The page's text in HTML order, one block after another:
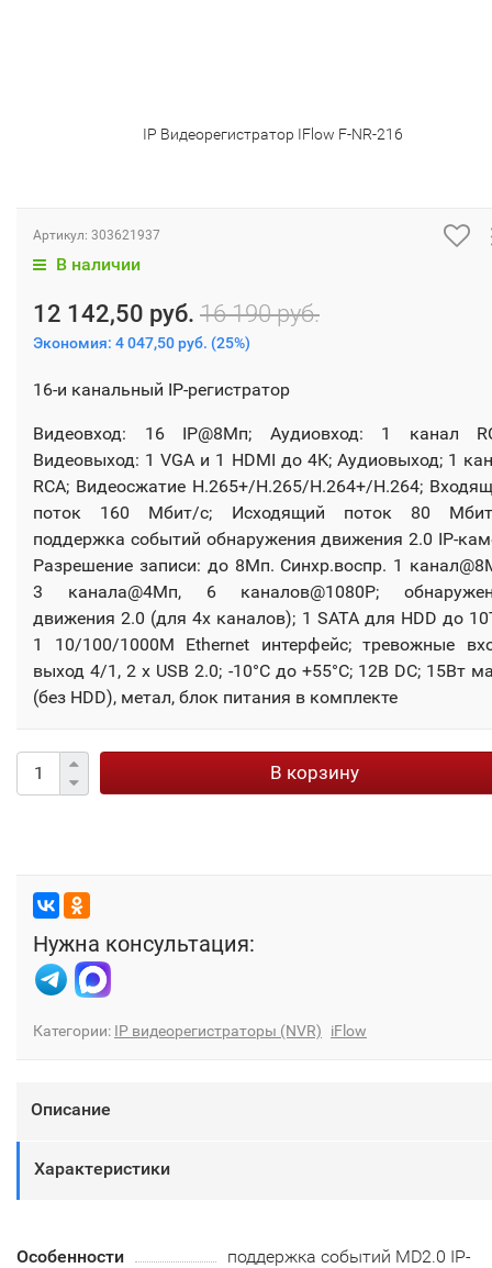
IP Видеорегистратор IFlow F-NR-216
Артикул: 303621937
В наличии
12 142,50 руб. 16 190 руб.
Экономия: 4 047,50 руб. (25%)
16-и канальный IP-регистратор
Видеовход: 16 IP@8Мп; Аудиовход: 1 канал
Видеовыход: 1 VGA и 1 HDMI до 4К; Аудиовыход; 1
RCA; Видеосжатие H.265+/H.265/H.264+/H.264;
поток 160 Мбит/с; Исходящий поток 80
поддержка событий обнаружения движения 2.0 IP-
Разрешение записи: до 8Мп. Синхр.воспр. 1
3 канала@4Мп, 6 каналов@1080P;
движения 2.0 (для 4х каналов); 1 SATA для HDD до
1 10/100/1000M Ethernet интерфейс; тревожные
выход 4/1, 2 х USB 2.0; -10°C до +55°C; 12В DC; 15Вт
(без HDD), метал, блок питания в комплекте
В корзину
Нужна консультация:
Категории: IP видеорегистраторы (NVR) iFlow
Описание
Характеристики
Особенности
поддержка событий MD2.0 IP-